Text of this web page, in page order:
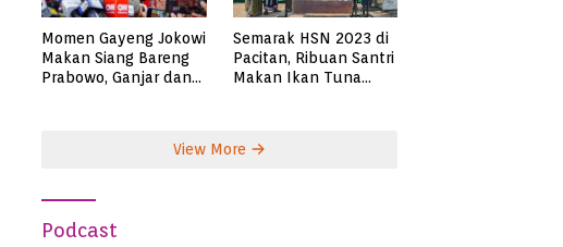
Momen Gayeng Jokowi
Makan Siang Bareng
Prabowo, Ganjar dan
Semarak HSN 2023 di
Pacitan, Ribuan Santri
Makan Ikan Tuna
View More
Podcast